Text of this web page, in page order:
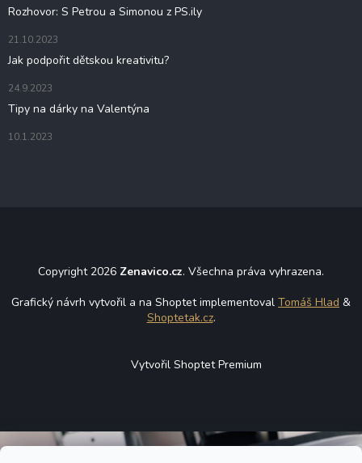
Rozhovor: S Petrou a Simonou z PS.ily
21.10.2023
Jak podpořit dětskou kreativitu?
24.9.2023
Tipy na dárky na Valentýna
10.1.2023
Copyright 2026 Zenavico.cz. Všechna práva vyhrazena.
Grafický návrh vytvořil a na Shoptet implementoval Tomáš Hlad &
Shoptetak.cz.
Vytvořil Shoptet Premium